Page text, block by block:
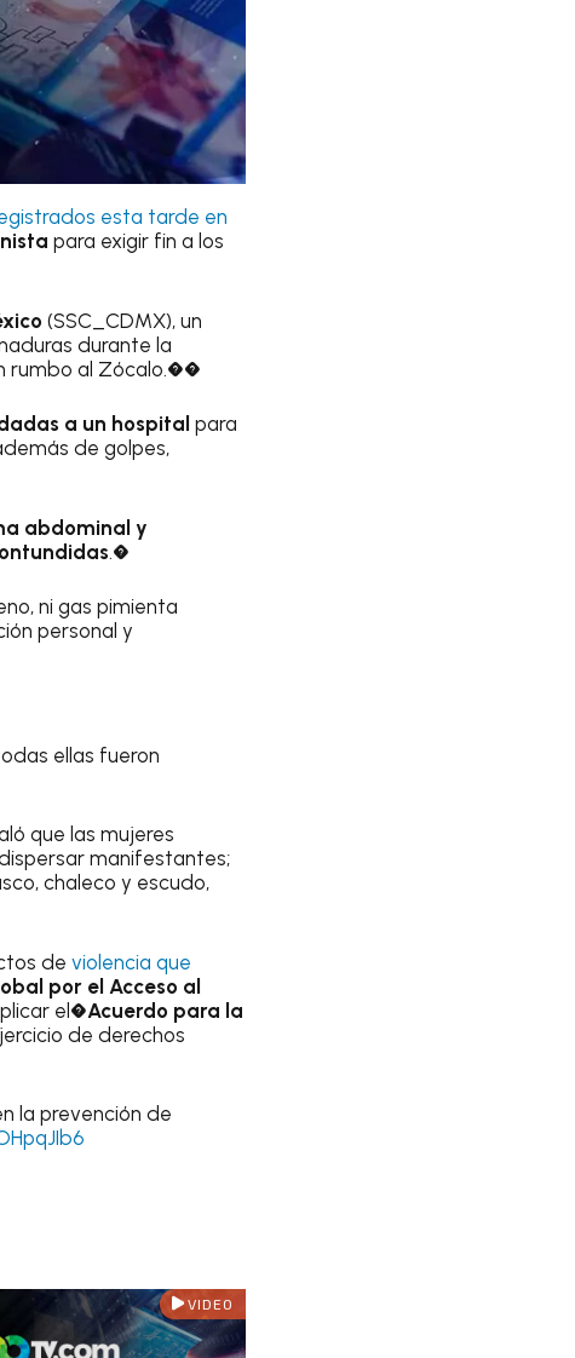
esta tarde en
para exigir fin a los
(SSC_CDMX), un
durante la
rumbo al Zócalo.��
a un hospital para
de golpes,
abdominal y
.�
ni gas pimienta
personal y
ellas fueron
que las mujeres
manifestantes;
chaleco y escudo,
de violencia que
por el Acceso al
el�Acuerdo para la
de derechos
la prevención de
VIDEO